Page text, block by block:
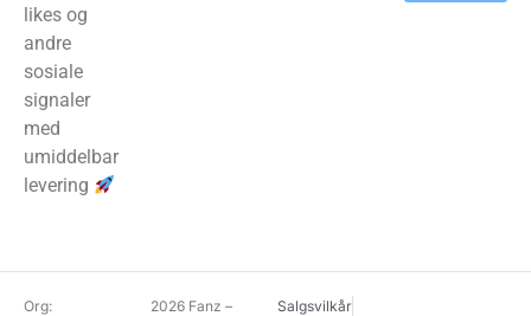
likes og
andre
sosiale
signaler
med
umiddelbar
levering
Org:
2026 Fanz –
Salgsvilkår